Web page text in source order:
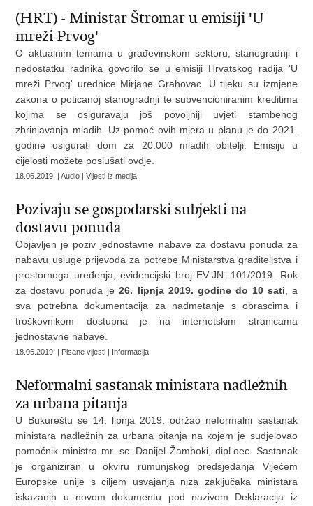
(HRT) - Ministar Štromar u emisiji 'U
mreži Prvog'
O aktualnim temama u građevinskom sektoru, stanogradnji i
nedostatku radnika govorilo se u emisiji Hrvatskog radija 'U
mreži Prvog' urednice Mirjane Grahovac. U tijeku su izmjene
zakona o poticanoj stanogradnji te subvencioniranim kreditima
kojima se osiguravaju još povoljniji uvjeti stambenog
zbrinjavanja mladih. Uz pomoć ovih mjera u planu je do 2021.
godine osigurati dom za 20.000 mladih obitelji. Emisiju u
cijelosti možete poslušati ovdje.
18.06.2019. | Audio | Vijesti iz medija
Pozivaju se gospodarski subjekti na
dostavu ponuda
Objavljen je poziv jednostavne nabave za dostavu ponuda za
nabavu usluge prijevoda za potrebe Ministarstva graditeljstva i
prostornoga uređenja, evidencijski broj EV-JN: 101/2019. Rok
za dostavu ponuda je26. lipnja 2019. godine do 10 sati , a
sva potrebna dokumentacija za nadmetanje s obrascima i
troškovnikom dostupna je na internetskim stranicama
jednostavne nabave.
18.06.2019. | Pisane vijesti | Informacija
Neformalni sastanak ministara nadležnih
za urbana pitanja
U Bukureštu se 14. lipnja 2019. održao neformalni sastanak
ministara nadležnih za urbana pitanja na kojem je sudjelovao
pomoćnik ministra mr. sc. Danijel Žamboki, dipl.oec. Sastanak
je organiziran u okviru rumunjskog predsjedanja Vijećem
Europske unije s ciljem usvajanja niza zaključaka ministara
iskazanih u novom dokumentu pod nazivom Deklaracija iz